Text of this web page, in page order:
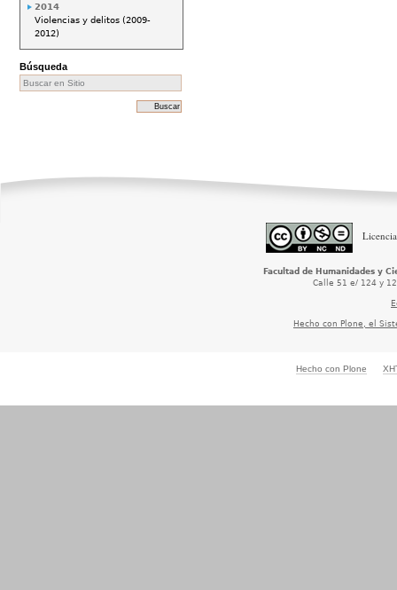
2014
Violencias y delitos (2009-
2012)
Búsqueda
Facultad de Humanidades y
Calle 51 e/ 124 y
Hecho con Plone, el
Hecho con Plone